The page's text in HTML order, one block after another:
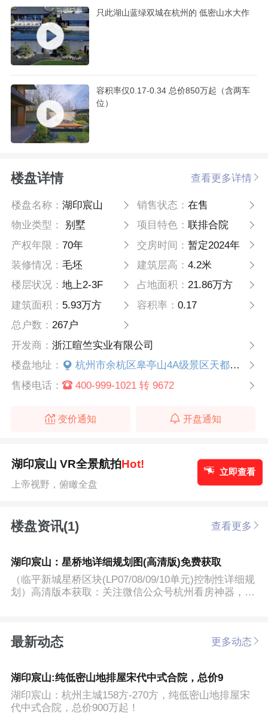
只此湖山蓝绿双城在杭州的 低密山水大作
容积率仅0.17-0.34 总价850万起（含两车
位）
楼盘详情 查看更多详情
楼盘名称：湖印宸山 销售状态： 在售
物业类型：
别墅 项目特色： 联排合院
产权年限：70年 交房时间： 暂定2024年
装修情况：毛坯 建筑层高： 4.2米
楼层状况：地上2-3F 占地面积： 21.86万方
建筑面积： 5.93万方 容积率： 0.17
总户数：267户
开发商：浙江暄竺实业有限公司
楼盘地址：
杭州市余杭区皋亭山4A级景区天都公园旁
售楼电话：
400-999-1021 转 9672
变价通知 开盘通知
湖印宸山 VR全景航拍Hot!
上帝视野，俯瞰全盘
立即查看
楼盘资讯(1) 查看更多
湖印宸山：星桥地详细规划图(高清版)免费获取
（临平新城星桥区块(LP07/08/09/10单元)控制性详细规
划）高清版本获取：关注微信公众号杭州看房神器，对
最新动态 更多动态
湖印宸山:纯低密山地排屋宋代中式合院，总价9
湖印宸山：杭州主城158方-270方，纯低密山地排屋宋
代中式合院，总价900万起！